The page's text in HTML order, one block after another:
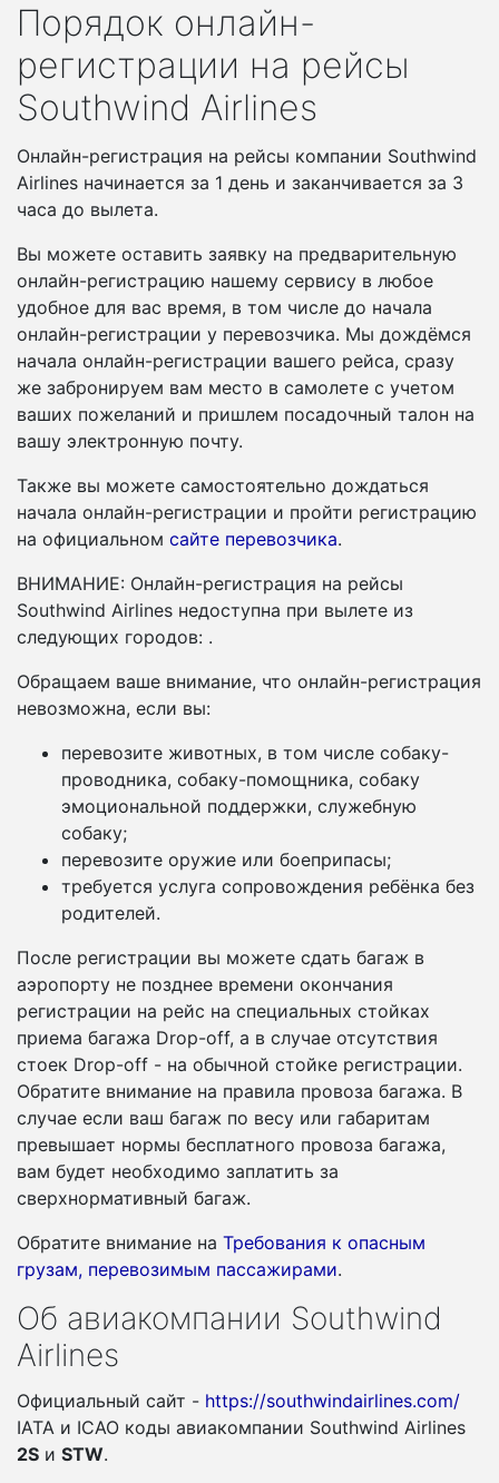
Порядок онлайн-
регистрации на рейсы
Southwind Airlines
Онлайн-регистрация на рейсы компании Southwind
Airlines начинается за 1 день и заканчивается за 3
часа до вылета.
Вы можете оставить заявку на предварительную
онлайн-регистрацию нашему сервису в любое
удобное для вас время, в том числе до начала
онлайн-регистрации у перевозчика. Мы дождёмся
начала онлайн-регистрации вашего рейса, сразу
же забронируем вам место в самолете с учетом
ваших пожеланий и пришлем посадочный талон на
вашу электронную почту.
Также вы можете самостоятельно дождаться
начала онлайн-регистрации и пройти регистрацию
на официальном сайте перевозчика.
ВНИМАНИЕ: Онлайн-регистрация на рейсы
Southwind Airlines недоступна при вылете из
следующих городов: .
Обращаем ваше внимание, что онлайн-регистрация
невозможна, если вы:
перевозите животных, в том числе собаку-
проводника, собаку-помощника, собаку
эмоциональной поддержки, служебную
собаку;
перевозите оружие или боеприпасы;
требуется услуга сопровождения ребёнка без
родителей.
После регистрации вы можете сдать багаж в
аэропорту не позднее времени окончания
регистрации на рейс на специальных стойках
приема багажа Drop-off, а в случае отсутствия
стоек Drop-off - на обычной стойке регистрации.
Обратите внимание на правила провоза багажа. В
случае если ваш багаж по весу или габаритам
превышает нормы бесплатного провоза багажа,
вам будет необходимо заплатить за
сверхнормативный багаж.
Обратите внимание на Требования к опасным
грузам, перевозимым пассажирами.
Об авиакомпании Southwind
Airlines
Официальный сайт - https://southwindairlines.com/
IATA и ICAO коды авиакомпании Southwind Airlines
2S и STW.